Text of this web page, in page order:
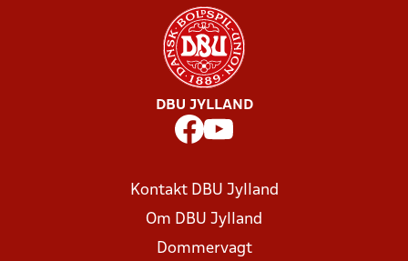
DBU JYLLAND
Kontakt DBU Jylland
Om DBU Jylland
Dommervagt